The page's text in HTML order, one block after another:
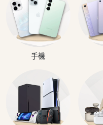
手機